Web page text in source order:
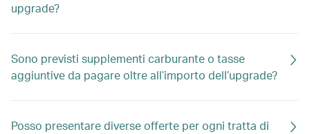
upgrade?
Sono previsti supplementi carburante o tasse
aggiuntive da pagare oltre all’importo dell’upgrade?
Posso presentare diverse offerte per ogni tratta di